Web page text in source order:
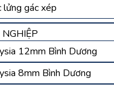
lửng gác xép
12mm Bình Dương
8mm Bình Dương